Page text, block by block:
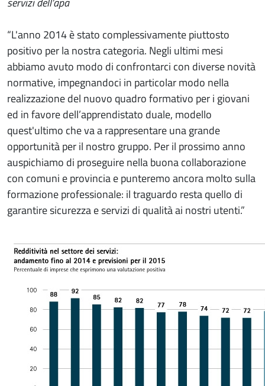
“L'anno 2014 è stato complessivamente piuttosto
positivo per la nostra categoria. Negli ultimi mesi
abbiamo avuto modo di confrontarci con diverse novità
normative, impegnandoci in particolar modo nella
realizzazione del nuovo quadro formativo per i giovani
ed in favore dell’apprendistato duale, modello
quest'ultimo che va a rappresentare una grande
opportunità per il nostro gruppo. Per il prossimo anno
auspichiamo di proseguire nella buona collaborazione
con comuni e provincia e punteremo ancora molto sulla
formazione professionale: il traguardo resta quello di
garantire sicurezza e servizi di qualità ai nostri utenti.”